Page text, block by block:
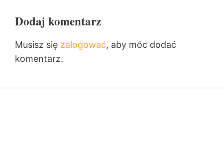
Dodaj komentarz
Musisz się zalogować, aby móc dodać
komentarz.